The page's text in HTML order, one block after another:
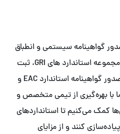
گواهینامه سیستمی و انطباق
محصول، ارزیابی ESG بر اساس مجموعه استاندارد های GRI، ثبت
شرکت‌های ایرانی در FDA-FFR، صدور گواهینامه استاندارد EAC و
با بهره‌گیری از تیمی متخصص و
کمک می‌کنیم تا استانداردهای
کنند و از مزایای